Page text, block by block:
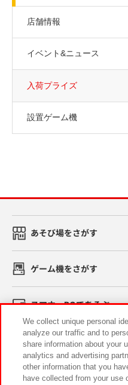
店舗情報
イベント&ニュース
入荷プライズ
設置ゲーム機
あそび場をさがす
ゲーム機をさがす
スマホ・PCであそぶ
イベント・キャンペーン
We collect unique personal
analyze our traffic and to
share information about your
analytics and advertising
other information that you
have collected from your